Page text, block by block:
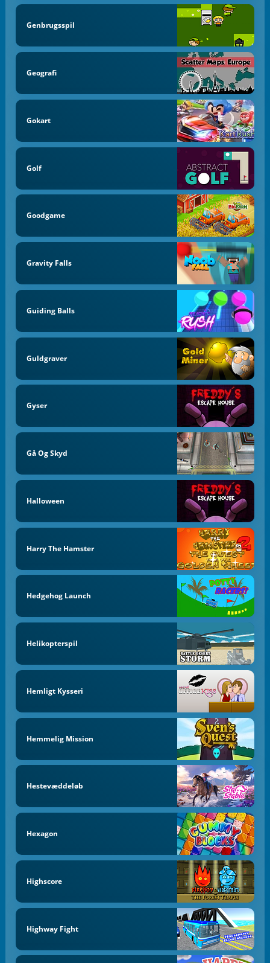
Genbrugsspil
Geografi
Gokart
Golf
Goodgame
Gravity Falls
Guiding Balls
Guldgraver
Gyser
Gå Og Skyd
Halloween
Harry The Hamster
Hedgehog Launch
Helikopterspil
Hemligt Kysseri
Hemmelig Mission
Hestevæddeløb
Hexagon
Highscore
Highway Fight